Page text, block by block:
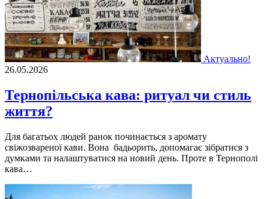
Актуально!
26.05.2026
Тернопільська кава: ритуал чи стиль
життя?
Для багатьох людей ранок починається з аромату
свіжозвареної кави. Вона бадьорить, допомагає зібратися з
думками та налаштуватися на новий день. Проте в Тернополі
кава…